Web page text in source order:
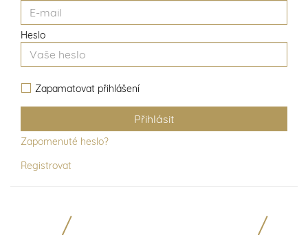
Heslo
Zapamatovat přihlášení
Zapomenuté heslo?
Registrovat